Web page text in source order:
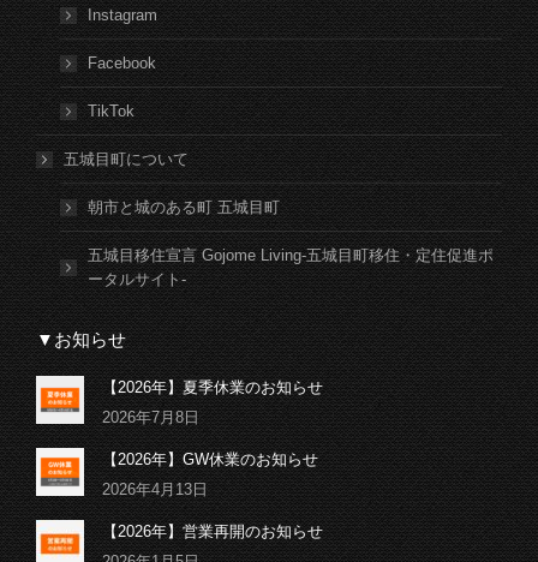
Instagram
Facebook
TikTok
五城目町について
朝市と城のある町 五城目町
五城目移住宣言 Gojome Living-五城目町移住・定住促進ポ
ータルサイト-
▼お知らせ
【2026年】夏季休業のお知らせ
2026年7月8日
【2026年】GW休業のお知らせ
2026年4月13日
【2026年】営業再開のお知らせ